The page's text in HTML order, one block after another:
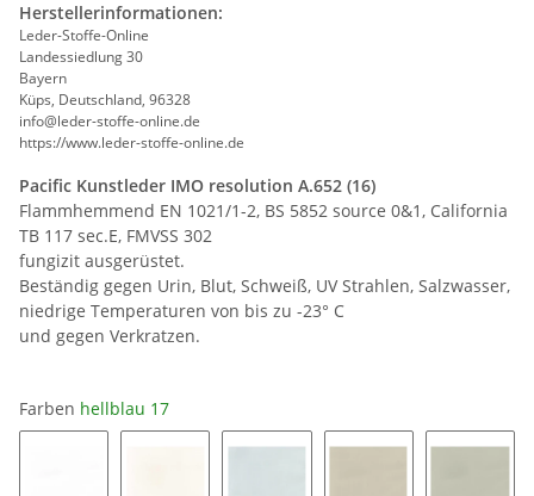
Herstellerinformationen:
Leder-Stoffe-Online
Landessiedlung 30
Bayern
Küps, Deutschland, 96328
info@leder-stoffe-online.de
https://www.leder-stoffe-online.de
Pacific Kunstleder IMO resolution A.652 (16)
Flammhemmend EN 1021/1-2, BS 5852 source 0&1, California
TB 117 sec.E, FMVSS 302
fungizit ausgerüstet.
Beständig gegen Urin, Blut, Schweiß, UV Strahlen, Salzwasser,
niedrige Temperaturen von bis zu -23° C
und gegen Verkratzen.
Farben hellblau 17